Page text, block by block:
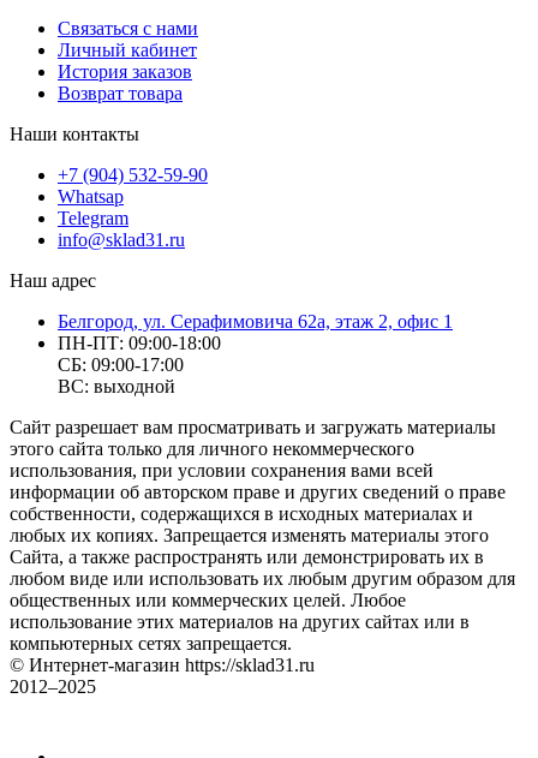
Связаться с нами
Личный кабинет
История заказов
Возврат товара
Наши контакты
+7 (904) 532-59-90
Whatsap
Telegram
info@sklad31.ru
Наш адрес
Белгород, ул. Серафимовича 62а, этаж 2, офис 1
ПН-ПТ: 09:00-18:00
СБ: 09:00-17:00
ВС: выходной
Сайт разрешает вам просматривать и загружать материалы
этого сайта только для личного некоммерческого
использования, при условии сохранения вами всей
информации об авторском праве и других сведений о праве
собственности, содержащихся в исходных материалах и
любых их копиях. Запрещается изменять материалы этого
Сайта, а также распространять или демонстрировать их в
любом виде или использовать их любым другим образом для
общественных или коммерческих целей. Любое
использование этих материалов на других сайтах или в
компьютерных сетях запрещается.
© Интернет-магазин https://sklad31.ru
2012–2025